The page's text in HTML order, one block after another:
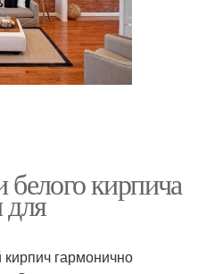
белого кирпича
для
гармонично